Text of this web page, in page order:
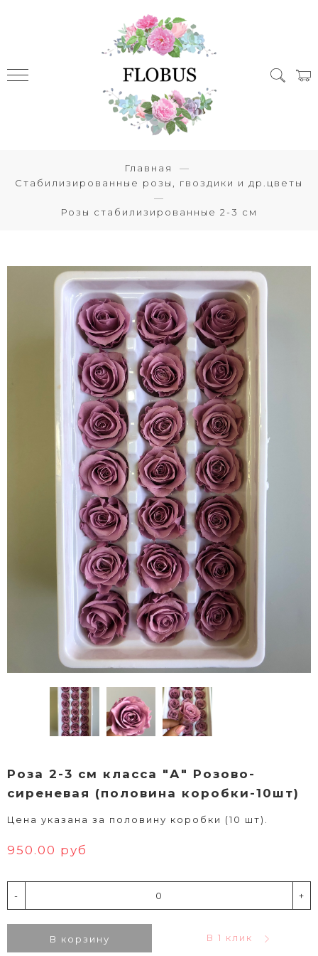
Главная
Стабилизированные розы, гвоздики и др.цветы
Розы стабилизированные 2-3 см
Роза 2-3 см класса "А" Розово-
сиреневая (половина коробки-10шт)
Цена указана за половину коробки (10 шт).
950.00 руб
- +
В корзину В 1 клик